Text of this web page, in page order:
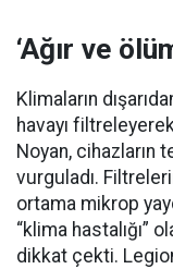
‘Ağır ve
Klimaların
havayı
Noyan, cihazların
vurguladı.
ortama mikrop
“klima hastalığı”
dikkat çekti.